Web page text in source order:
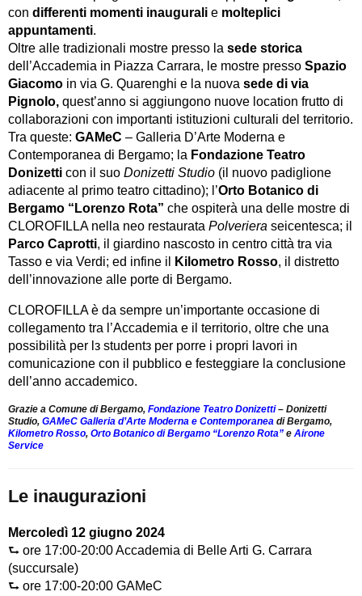
con differenti momenti inaugurali e molteplici
appuntamenti.
Oltre alle tradizionali mostre presso la sede storica
dell’Accademia in Piazza Carrara, le mostre presso Spazio
Giacomo in via G. Quarenghi e la nuova sede di via
Pignolo, quest’anno si aggiungono nuove location frutto di
collaborazioni con importanti istituzioni culturali del territorio.
Tra queste: GAMeC – Galleria D’Arte Moderna e
Contemporanea di Bergamo; la Fondazione Teatro
Donizetti con il suo Donizetti Studio (il nuovo padiglione
adiacente al primo teatro cittadino); l’Orto Botanico di
Bergamo “Lorenzo Rota” che ospiterà una delle mostre di
CLOROFILLA nella neo restaurata Polveriera seicentesca; il
Parco Caprotti, il giardino nascosto in centro città tra via
Tasso e via Verdi; ed infine il
Kilometro Rosso, il distretto
dell’innovazione alle porte di Bergamo.
CLOROFILLA è da sempre un’importante occasione di
collegamento tra l’Accademia e il territorio, oltre che una
possibilità per lз studentз per porre i propri lavori in
comunicazione con il pubblico e festeggiare la conclusione
dell’anno accademico.
Grazie a Comune di Bergamo, Fondazione Teatro Donizetti– Donizetti
Studio, GAMeC Galleria d’Arte Moderna e Contemporanea di Bergamo,
Kilometro Rosso, Orto Botanico di Bergamo “Lorenzo Rota” e Airone
Service
Le inaugurazioni
Mercoledì 12 giugno 2024
⮑ ore 17:00-20:00 Accademia di Belle Arti G. Carrara
(succursale)
⮑ ore 17:00-20:00 GAMeC